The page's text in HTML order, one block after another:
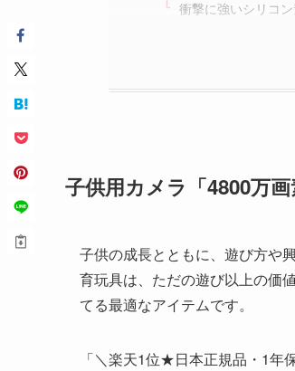
衝撃に強いシリコ
子供用カメラ「4800万
子供の成長とともに、遊び方や
育玩具は、ただの遊び以上の価
てる最適なアイテムです。
「＼楽天1位★日本正規品・1年